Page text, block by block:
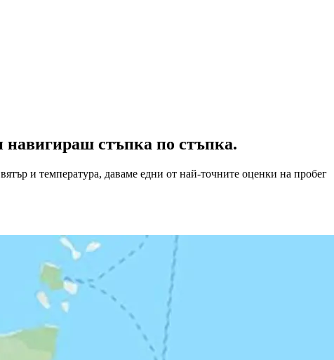
стъпка по стъпка.
и температура, даваме едни от най-точните оценки на пробег